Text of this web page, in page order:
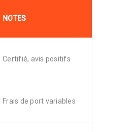
NOTES
Certifié, avis positifs
Frais de port variables